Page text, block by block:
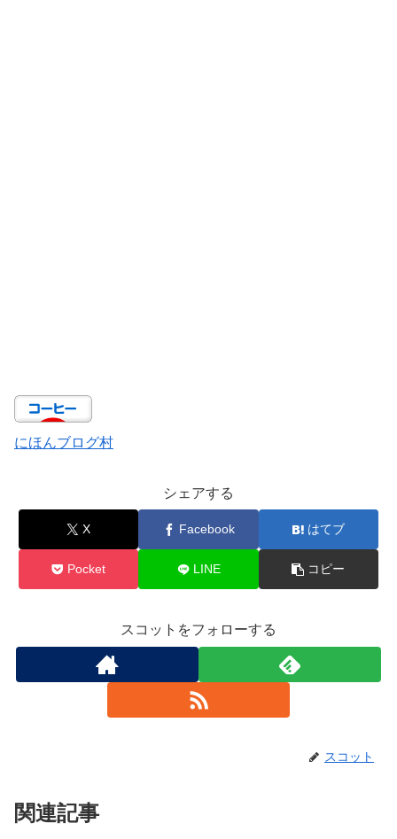
にほんブログ村
シェアする
X Facebook はてブ
Pocket LINE コピー
スコットをフォローする
スコット
関連記事